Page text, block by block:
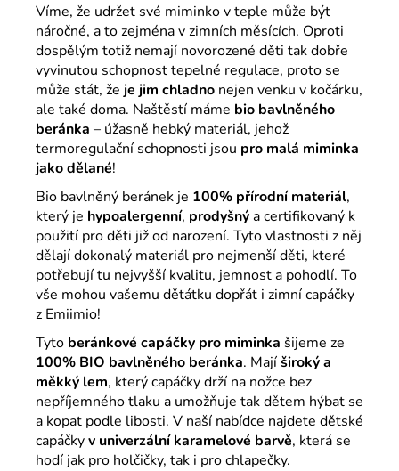
Víme, že udržet své miminko v teple může být
náročné, a to zejména v zimních měsících. Oproti
dospělým totiž nemají novorozené děti tak dobře
vyvinutou schopnost tepelné regulace, proto se
může stát, že je jim chladno nejen venku v kočárku,
ale také doma. Naštěstí máme bio bavlněného
beránka – úžasně hebký materiál, jehož
termoregulační schopnosti jsou pro malá miminka
jako dělané!
Bio bavlněný beránek je 100% přírodní materiál,
který je hypoalergenní, prodyšnýa certifikovaný k
použití pro děti již od narození. Tyto vlastnosti z něj
dělají dokonalý materiál pro nejmenší děti, které
potřebují tu nejvyšší kvalitu, jemnost a pohodlí. To
vše mohou vašemu děťátku dopřát i zimní capáčky
z Emiimio!
Tyto beránkové capáčky pro miminka šijeme ze
100% BIO bavlněného beránka. Majíširoký a
měkký lem, který capáčky drží na nožce bez
nepříjemného tlaku a umožňuje tak dětem hýbat se
a kopat podle libosti. V naší nabídce najdete dětské
capáčkyv univerzální karamelové barvě, která se
hodí jak pro holčičky, tak i pro chlapečky.